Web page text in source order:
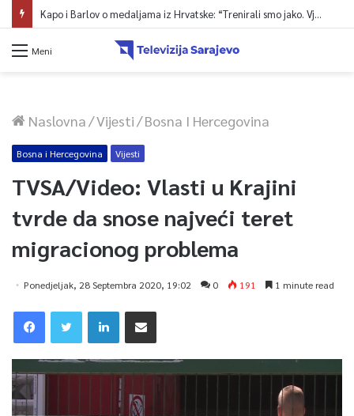
Kapo i Barlov o medaljama iz Hrvatske: “Trenirali smo jako. Vjerovali smo”
Meni
Naslovna/Vijesti/Bosna I Hercegovina
Bosna i Hercegovina Vijesti
TVSA/Video: Vlasti u Krajini
tvrde da snose najveći teret
migracionog problema
Ponedjeljak, 28 Septembra 2020, 19:02 0 191 1 minute read